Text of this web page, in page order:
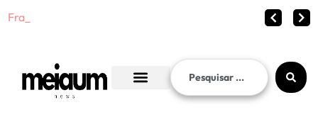
Fraude no INSS chega ao ent